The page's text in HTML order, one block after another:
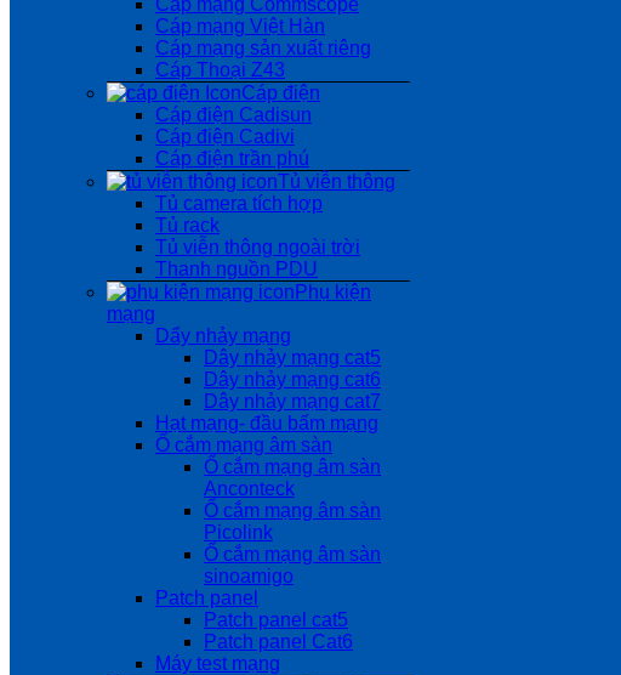
Cáp mạng Commscope
Cáp mạng Việt Hàn
Cáp mạng sản xuất riêng
Cáp Thoại Z43
Cáp điện
Cáp điện Cadisun
Cáp điện Cadivi
Cáp điện trần phú
Tủ viễn thông
Tủ camera tích hợp
Tủ rack
Tủ viễn thông ngoài trời
Thanh nguồn PDU
Phụ kiện
mạng
Dẩy nhảy mạng
Dây nhảy mạng cat5
Dây nhảy mạng cat6
Dây nhảy mạng cat7
Hạt mạng- đầu bấm mạng
Ổ cắm mạng âm sàn
Ổ cắm mạng âm sàn
Anconteck
Ổ cắm mạng âm sàn
Picolink
Ổ cắm mạng âm sàn
sinoamigo
Patch panel
Patch panel cat5
Patch panel Cat6
Máy test mạng